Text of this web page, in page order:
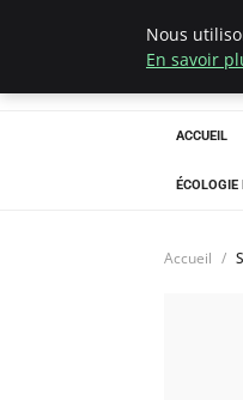
ACCUEIL
ÉCOLOGIE
Accueil
Nous
En savoir